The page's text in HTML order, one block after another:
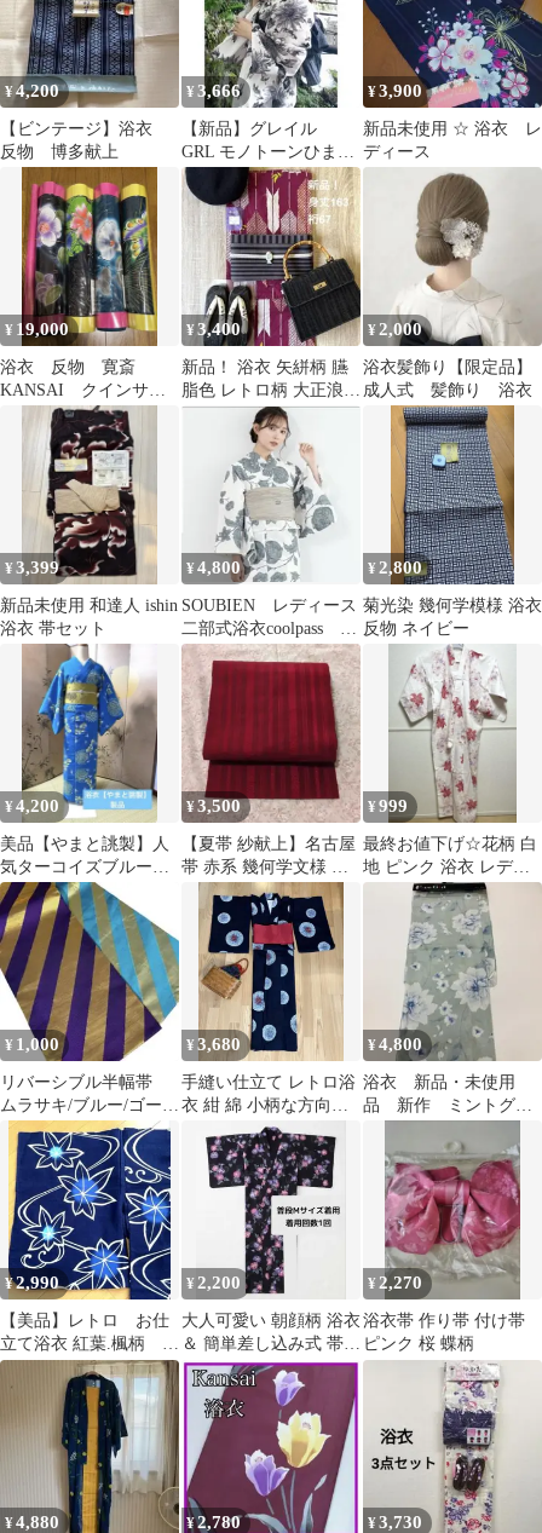
¥4,200
【ビンテージ】浴衣
反物 博多献上
¥ 3,666
【新品】グレイル
GRL モノトーンひまわ
り浴衣セット[gi1507]
¥3,900
新品未使用 ☆ 浴衣 レ
ディース
¥ 19,000
浴衣 反物 寛斎
KANSAI クインサイ
ズ 4点セット
¥3,400
新品！ 浴衣 矢絣柄 臙
脂色 レトロ柄 大正浪漫
身丈163cm 裄67cm
¥2,000
浴衣髪飾り【限定品】
成人式 髪飾り 浴衣
¥3,399
新品未使用 和達人 ishin
浴衣 帯セット
¥4,800
SOUBIEN レディース
二部式浴衣coolpass 兵
児帯セット
¥ 2,800
菊光染 幾何学模様 浴衣
反物 ネイビー
¥4,200
美品【やまと誂製】人
気ターコイズブルー浴
衣3点セット 花火 菊柄
帯飾り付き
¥3,500
【夏帯 紗献上】名古屋
帯 赤系 幾何学文様 涼
やか 浴衣・夏着物に
¥999
最終お値下げ☆花柄 白
地 ピンク 浴衣 レディ
¥ 1,000
リバーシブル半幅帯
ムラサキ/ブルー/ゴール
ド ななめストライプ
浴衣 着物
¥3,680
手縫い仕立て レトロ浴
衣 紺 綿 小柄な方向け
身丈141cm レディース
¥4,800
浴衣 新品・未使用
品 新作 ミントグリ
かた 18
¥2,990
【美品】レトロ お仕
立て浴衣 紅葉.楓柄
粋 レトロモダン 身
丈約150cm
¥2,200
大人可愛い 朝顔柄 浴衣
＆ 簡単差し込み式 帯セ
ット 夏祭り 花火
¥2,270
浴衣帯 作り帯 付け帯
ピンク 桜 蝶柄
¥4,880 ¥2,780 ¥3,730